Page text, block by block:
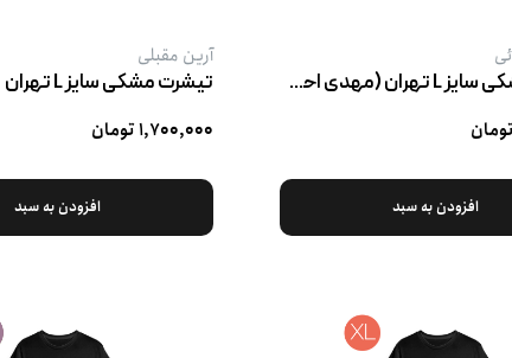
تیشرت مشکی سایز L تهران (مهدی احصائی)
افزودن به سبد
آرین مقبلی
تیشرت مشکی سایز L تهران
۱,۷۰۰,۰۰۰ تومان
افزودن به سبد